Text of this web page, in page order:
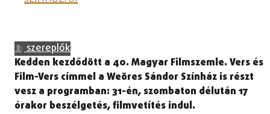
szereplők
Kedden kezdődött a 40. Magyar Filmszemle. Vers és
Film-Vers címmel a Weöres Sándor Színház is részt
vesz a programban: 31-én, szombaton délután 17
órakor beszélgetés, filmvetítés indul.